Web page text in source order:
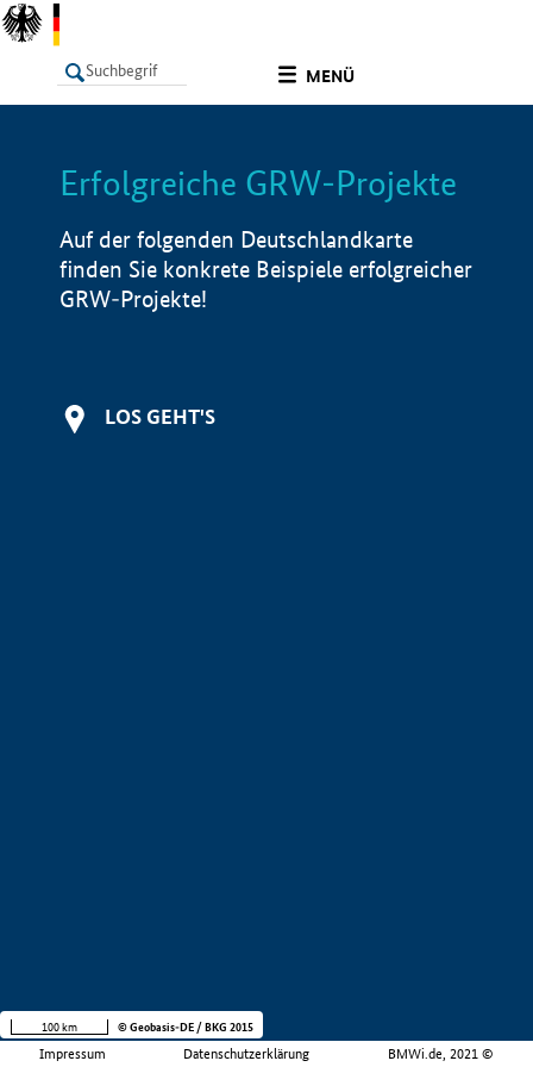
MENÜ
LISTE Info
Erfolgreiche GRW-Projekte
Auf der folgenden Deutschlandkarte
finden Sie konkrete Beispiele erfolgreicher
GRW-Projekte!
LOS GEHT'S
Impressum Datenschutzerklärung BMWi.de, 2021 ©
100 km © Geobasis-DE / BKG 2015